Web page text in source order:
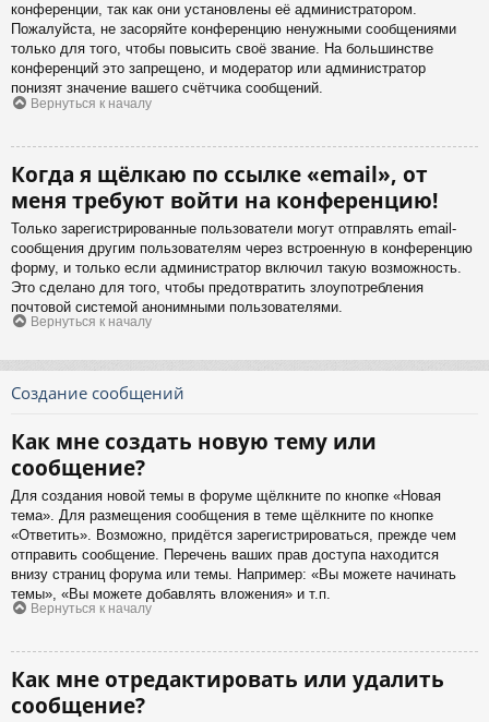
конференции, так как они установлены её администратором.
Пожалуйста, не засоряйте конференцию ненужными сообщениями
только для того, чтобы повысить своё звание. На большинстве
конференций это запрещено, и модератор или администратор
понизят значение вашего счётчика сообщений.
Вернуться к началу
Когда я щёлкаю по ссылке «email», от
меня требуют войти на конференцию!
Только зарегистрированные пользователи могут отправлять email-
сообщения другим пользователям через встроенную в конференцию
форму, и только если администратор включил такую возможность.
Это сделано для того, чтобы предотвратить злоупотребления
почтовой системой анонимными пользователями.
Вернуться к началу
Создание сообщений
Как мне создать новую тему или
сообщение?
Для создания новой темы в форуме щёлкните по кнопке «Новая
тема». Для размещения сообщения в теме щёлкните по кнопке
«Ответить». Возможно, придётся зарегистрироваться, прежде чем
отправить сообщение. Перечень ваших прав доступа находится
внизу страниц форума или темы. Например: «Вы можете начинать
темы», «Вы можете добавлять вложения» и т.п.
Вернуться к началу
Как мне отредактировать или удалить
сообщение?